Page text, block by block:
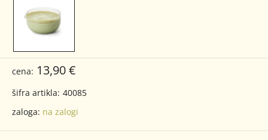
cena: 13,90 €
šifra artikla: 40085
zaloga: na zalogi